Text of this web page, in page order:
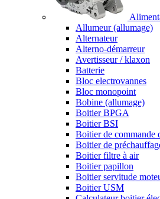
Allumeur (allumage)
Alternateur
Alterno-démarreur
Avertisseur / klaxon
Batterie
Bloc electrovannes
Bloc monopoint
Bobine (allumage)
Boitier BPGA
Boitier BSI
Boitier de commande
Boitier de
Boitier filtre à air
Boitier papillon
Boitier servitude
Boitier USM